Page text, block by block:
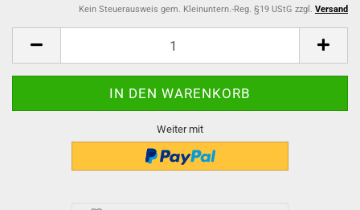
Kein Steuerausweis gem. Kleinuntern.-Reg. §19 UStG zzgl. Versand
Weiter mit